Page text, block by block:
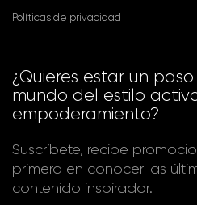
Políticas de privacidad
¿Quieres estar un
mundo del estilo
empoderamiento?
Suscríbete, recibe
primera en conocer las
contenido inspirador.